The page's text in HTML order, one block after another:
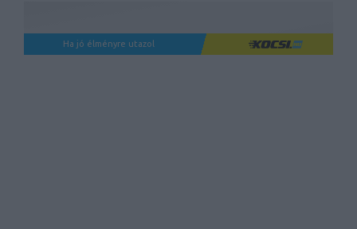
Ha jó élményre utazol